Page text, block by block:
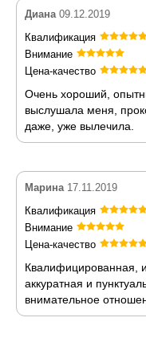
Диана 09.12.2019
Квалификация
Внимание
Цена-качество
Очень хороший,
выслушала меня,
даже, уже вылечила.
Марина 17.11.2019
Квалификация
Внимание
Цена-качество
Квалифицированная,
аккуратная и
внимательное